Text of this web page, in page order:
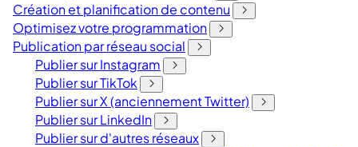
Création et planification de contenu
Optimisez votre programmation
Publication par réseau social
Publier sur Instagram
Publier sur TikTok
Publier sur X (anciennement Twitter)
Publier sur LinkedIn
Publier sur d'autres réseaux